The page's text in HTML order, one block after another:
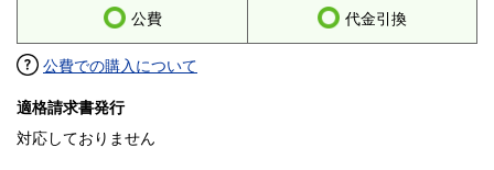
公費 代金引換
公費での購入について
適格請求書発行
対応しておりません